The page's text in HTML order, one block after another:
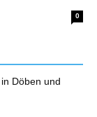
0
Döben und